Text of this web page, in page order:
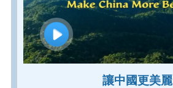
讓中國更美麗